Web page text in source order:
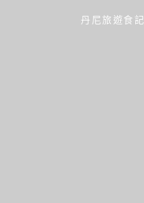
丹尼旅遊食